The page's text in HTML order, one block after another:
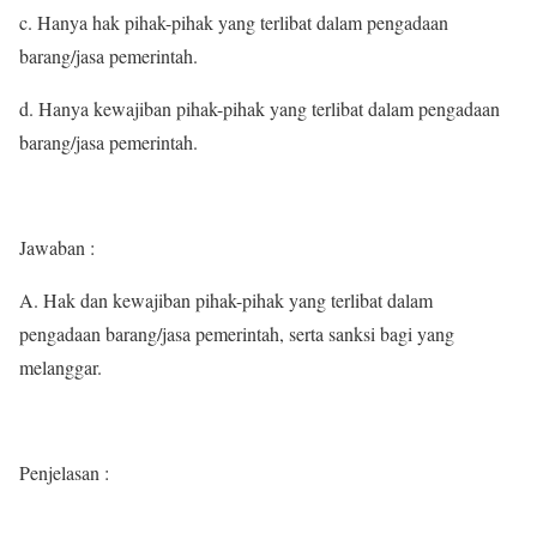
c. Hanya hak pihak-pihak yang terlibat dalam pengadaan
barang/jasa pemerintah.
d. Hanya kewajiban pihak-pihak yang terlibat dalam pengadaan
barang/jasa pemerintah.
Jawaban :
A. Hak dan kewajiban pihak-pihak yang terlibat dalam
pengadaan barang/jasa pemerintah, serta sanksi bagi yang
melanggar.
Penjelasan :